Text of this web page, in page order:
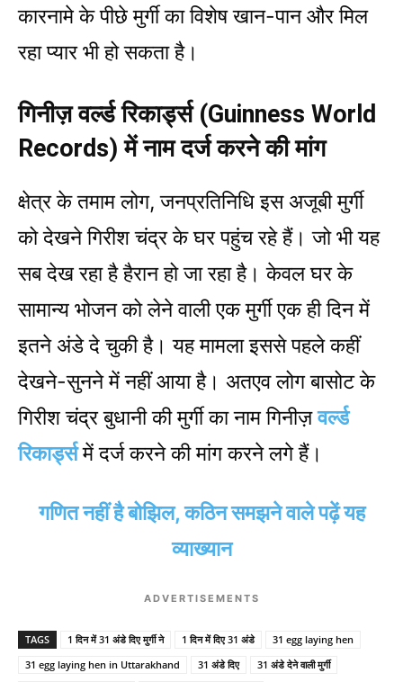
कारनामे के पीछे मुर्गी का विशेष खान-पान और मिल
रहा प्यार भी हो सकता है।
गिनीज़ व‌र्ल्ड रिकार्ड्स (Guinness World
Records) में नाम दर्ज करने की मांग
क्षेत्र के तमाम लोग, जनप्रतिनिधि इस अजूबी मुर्गी
को देखने गिरीश चंद्र के घर पहुंच रहे हैं। जो भी यह
सब देख रहा है हैरान हो जा रहा है। केवल घर के
सामान्य भोजन को लेने वाली एक मुर्गी एक ही दिन में
इतने अंडे दे चुकी है। यह मामला इससे पहले कहीं
देखने-सुनने में नहीं आया है। अतएव लोग बासोट के
गिरीश चंद्र बुधानी की मुर्गी का नाम गिनीज़व‌र्ल्ड
रिकार्ड्समें दर्ज करने की मांग करने लगे हैं।
गणित नहीं है बोझिल, कठिन समझने वाले पढ़ें यह
व्याख्यान
ADVERTISEMENTS
TAGS 1 दिन में 31 अंडे दिए मुर्गी ने 1 दिन में दिए 31 अंडे
31 egg laying hen
31 egg laying hen in Uttarakhand
31 अंडे दिए
31 अंडे देने वाली मुर्गी